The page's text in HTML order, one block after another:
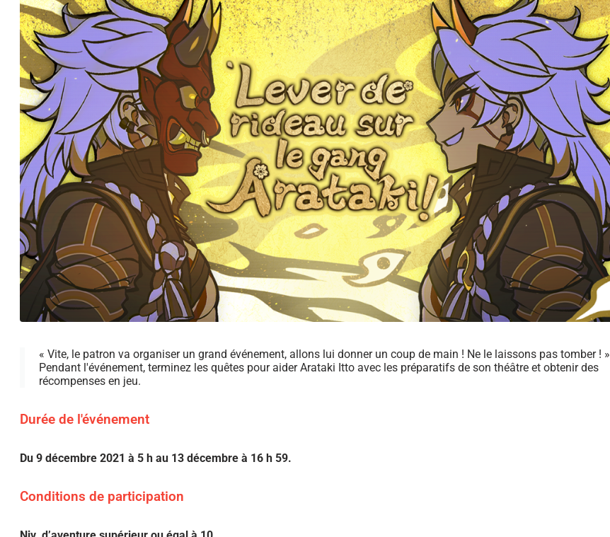
« Vite, le patron va organiser un grand événement, allons lui donner un coup de main ! Ne le laissons pas tomber ! »
Pendant l'événement, terminez les quêtes pour aider Arataki Itto avec les préparatifs de son théâtre et obtenir des
récompenses en jeu.
Durée de l'événement
Du 9 décembre 2021 à 5 h au 13 décembre à 16 h 59.
Conditions de participation